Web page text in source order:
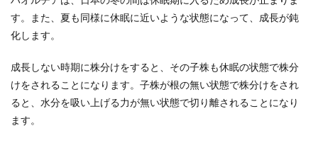
す。また、夏も同様に休眠に近いような状態になって、成長が鈍
化します。
成長しない時期に株分けをすると、その子株も休眠の状態で株分
けをされることになります。子株が根の無い状態で株分けをされ
ると、水分を吸い上げる力が無い状態で切り離されることになり
ます。